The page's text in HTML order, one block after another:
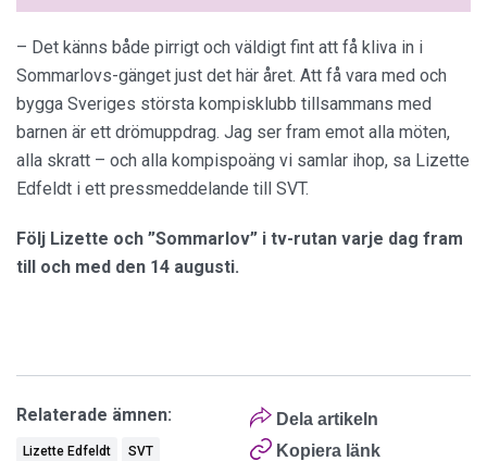
– Det känns både pirrigt och väldigt fint att få kliva in i
Sommarlovs-gänget just det här året. Att få vara med och
bygga Sveriges största kompisklubb tillsammans med
barnen är ett drömuppdrag. Jag ser fram emot alla möten,
alla skratt – och alla kompispoäng vi samlar ihop, sa Lizette
Edfeldt i ett pressmeddelande till SVT.
Följ Lizette och ”Sommarlov” i tv-rutan varje dag fram
till och med den 14 augusti.
Dela artikeln
Kopiera länk
Relaterade ämnen:
Lizette Edfeldt SVT